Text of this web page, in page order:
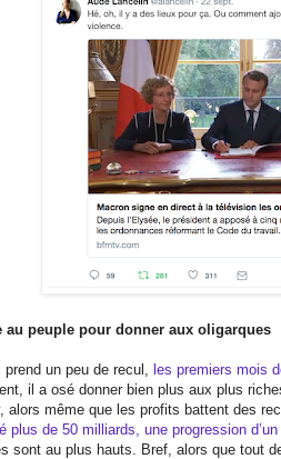
au peuple pour donner aux oligarques
prend un peu de recul, les premiers mois
il a osé donner bien plus aux plus
alors même que les profits battent des
plus de 50 milliards, une progression
sont au plus hauts. Bref, alors que tout